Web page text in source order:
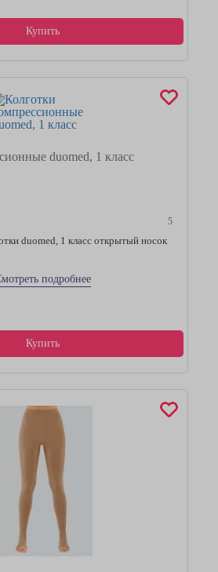
Купить
duomed, 1 класс
5
duomed, 1 класс открытый носок
подробнее
Купить